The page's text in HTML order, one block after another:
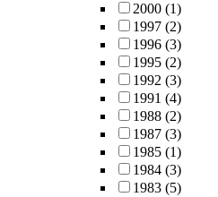
2000 (1)
1997 (2)
1996 (3)
1995 (2)
1992 (3)
1991 (4)
1988 (2)
1987 (3)
1985 (1)
1984 (3)
1983 (5)